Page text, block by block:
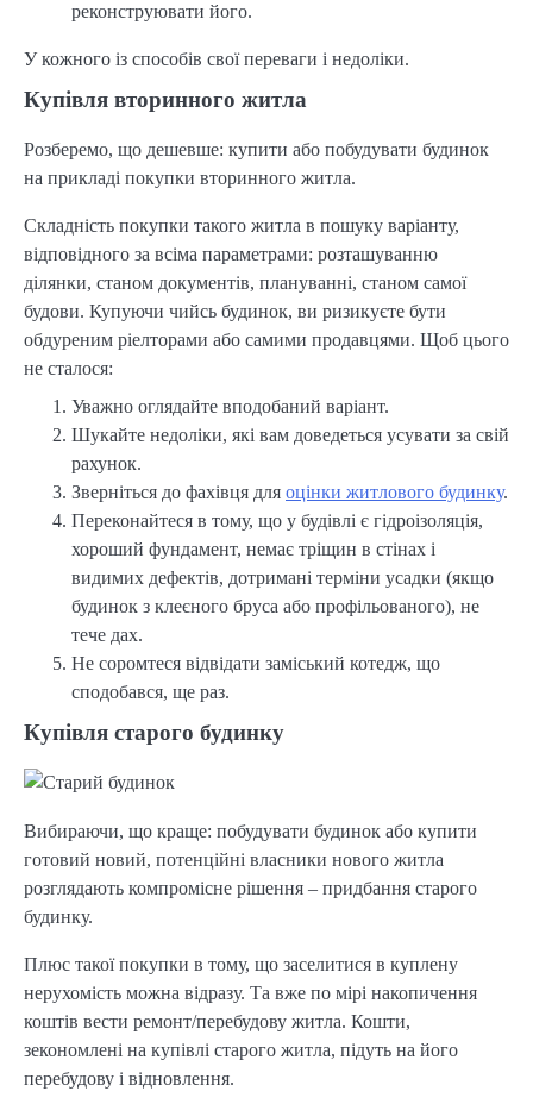
реконструювати його.
У кожного із способів свої переваги і недоліки.
Купівля вторинного житла
Розберемо, що дешевше: купити або побудувати будинок
на прикладі покупки вторинного житла.
Складність покупки такого житла в пошуку варіанту,
відповідного за всіма параметрами: розташуванню
ділянки, станом документів, плануванні, станом самої
будови. Купуючи чийсь будинок, ви ризикуєте бути
обдуреним ріелторами або самими продавцями. Щоб цього
не сталося:
Уважно оглядайте вподобаний варіант.
Шукайте недоліки, які вам доведеться усувати за свій
рахунок.
Зверніться до фахівця для оцінки житлового будинку.
Переконайтеся в тому, що у будівлі є гідроізоляція,
хороший фундамент, немає тріщин в стінах і
видимих дефектів, дотримані терміни усадки (якщо
будинок з клеєного бруса або профільованого), не
тече дах.
Не соромтеся відвідати заміський котедж, що
сподобався, ще раз.
Купівля старого будинку
Вибираючи, що краще: побудувати будинок або купити
готовий новий, потенційні власники нового житла
розглядають компромісне рішення – придбання старого
будинку.
Плюс такої покупки в тому, що заселитися в куплену
нерухомість можна відразу. Та вже по мірі накопичення
коштів вести ремонт/перебудову житла. Кошти,
зекономлені на купівлі старого житла, підуть на його
перебудову і відновлення.